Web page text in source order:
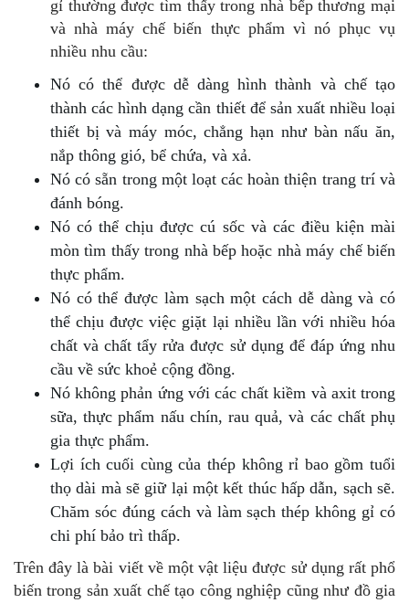
gỉ thường được tìm thấy trong nhà bếp thương mại
và nhà máy chế biến thực phẩm vì nó phục vụ
nhiều nhu cầu:
Nó có thể được dễ dàng hình thành và chế tạo
thành các hình dạng cần thiết để sản xuất nhiều loại
thiết bị và máy móc, chẳng hạn như bàn nấu ăn,
nắp thông gió, bể chứa, và xả.
Nó có sẵn trong một loạt các hoàn thiện trang trí và
đánh bóng.
Nó có thể chịu được cú sốc và các điều kiện mài
mòn tìm thấy trong nhà bếp hoặc nhà máy chế biến
thực phẩm.
Nó có thể được làm sạch một cách dễ dàng và có
thể chịu được việc giặt lại nhiều lần với nhiều hóa
chất và chất tẩy rửa được sử dụng để đáp ứng nhu
cầu về sức khoẻ cộng đồng.
Nó không phản ứng với các chất kiềm và axit trong
sữa, thực phẩm nấu chín, rau quả, và các chất phụ
gia thực phẩm.
Lợi ích cuối cùng của thép không rỉ bao gồm tuổi
thọ dài mà sẽ giữ lại một kết thúc hấp dẫn, sạch sẽ.
Chăm sóc đúng cách và làm sạch thép không gỉ có
chi phí bảo trì thấp.
Trên đây là bài viết về một vật liệu được sử dụng rất phổ
biến trong sản xuất chế tạo công nghiệp cũng như đồ gia